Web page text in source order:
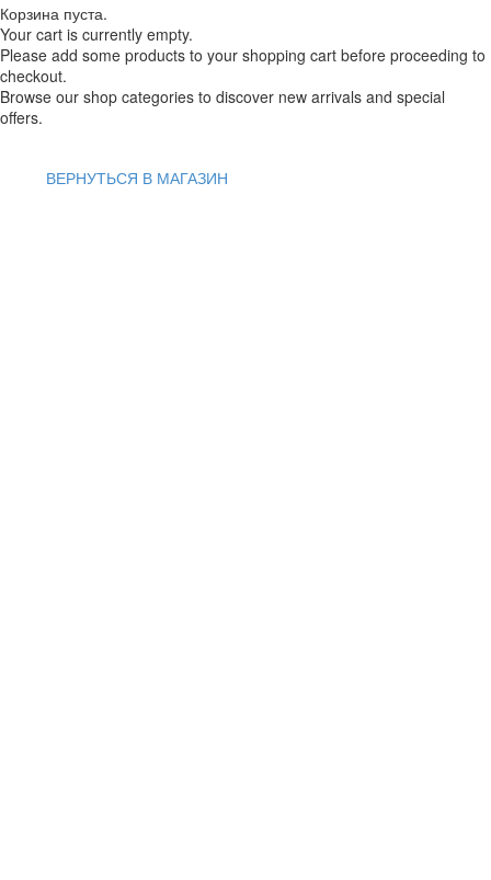
Корзина пуста.
Your cart is currently empty.
Please add some products to your shopping cart before proceeding to
checkout.
Browse our shop categories to discover new arrivals and special
offers.
ВЕРНУТЬСЯ В МАГАЗИН